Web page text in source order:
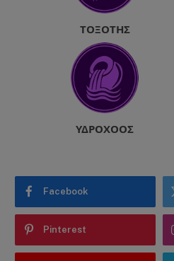
ΤΟΞΌΤΗΣ
ΥΔΡΟΧΌΟΣ
Facebook
Pinterest